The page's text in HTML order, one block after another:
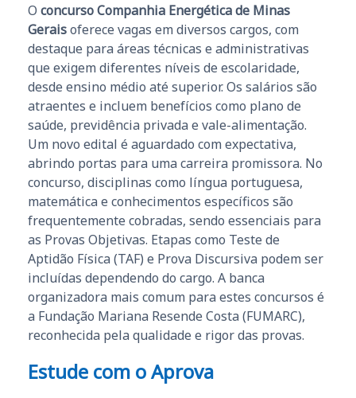
O concurso Companhia Energética de Minas
Geraisoferece vagas em diversos cargos, com
destaque para áreas técnicas e administrativas
que exigem diferentes níveis de escolaridade,
desde ensino médio até superior. Os salários são
atraentes e incluem benefícios como plano de
saúde, previdência privada e vale-alimentação.
Um novo edital é aguardado com expectativa,
abrindo portas para uma carreira promissora. No
concurso, disciplinas como língua portuguesa,
matemática e conhecimentos específicos são
frequentemente cobradas, sendo essenciais para
as Provas Objetivas. Etapas como Teste de
Aptidão Física (TAF) e Prova Discursiva podem ser
incluídas dependendo do cargo. A banca
organizadora mais comum para estes concursos é
a Fundação Mariana Resende Costa (FUMARC),
reconhecida pela qualidade e rigor das provas.
Estude com o Aprova